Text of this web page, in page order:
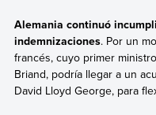
Alemania continuó
indemnizaciones. Por un
francés, cuyo primer
Briand, podría llegar a un
David Lloyd George, para